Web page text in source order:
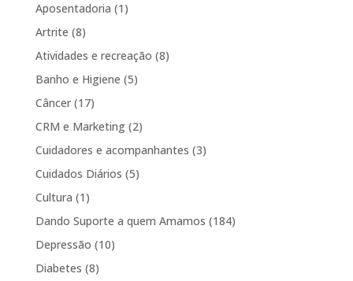
Aposentadoria (1)
Artrite (8)
Atividades e recreação (8)
Banho e Higiene (5)
Câncer(17)
CRM e Marketing(2)
Cuidadores e acompanhantes (3)
Cuidados Diários (5)
Cultura (1)
Dando Suporte a quem Amamos (184)
Depressão (10)
Diabetes (8)